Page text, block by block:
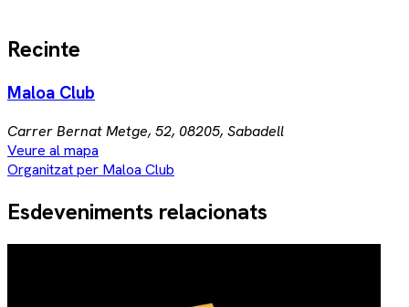
Recinte
Maloa Club
Carrer Bernat Metge, 52, 08205, Sabadell
Veure al mapa
Organitzat per Maloa Club
Esdeveniments relacionats